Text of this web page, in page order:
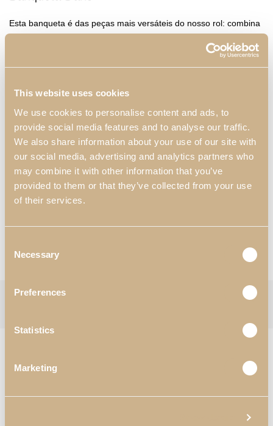
This website uses cookies
We use cookies to personalise content and ads, to
provide social media features and to analyse our traffic.
We also share information about your use of our site with
our social media, advertising and analytics partners who
may combine it with other information that you’ve
provided to them or that they’ve collected from your use
of their services.
Selection
Necessary
Preferences
Statistics
Marketing
Esta banqueta é das peças mais versáteis do nosso rol: combina
conforto e praticidade, sendo ainda uma adição elegante a
qualquer espaço da sua casa. A parte superior desta peça pode
itens que deseje ter sempre de fácil acesso.
Dimensões:
1400 mm x 450 mm x 450 mm
Materiais & Acabamentos*:
N52 – Dourado;
T344 – Tecido.
Ver Catálogos
Categorias: